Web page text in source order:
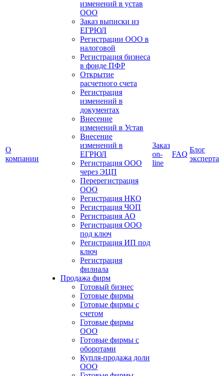
О
компании
изменений в устав
ООО
Заказ выписки из
ЕГРЮЛ
Регистрации ООО в
налоговой
Регистрация бизнеса
в фонде ПФР
Открытие
расчетного счета
Регистрация
изменений в
документах
Внесение
изменений в Устав
Внесение
изменений в
ЕГРЮЛ
Регистрация ООО
через ЭЦП
Перерегистрация
ООО
Регистрация НКО
Регистрация ЧОП
Регистрация АО
Регистрация ООО
под ключ
Регистрация ИП под
ключ
Регистрация
филиала
Продажа фирм
Готовый бизнес
Готовые фирмы
Готовые фирмы с
счетом
Готовые фирмы
OOO
Готовые фирмы с
оборотами
Купля-продажа доли
ООО
Заказ
on-
line
FAQ
Блог
эксперта